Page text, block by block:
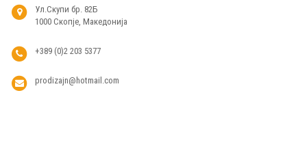
Ул.Скупи бр. 82Б
1000 Скопје, Македонија
+389 (0)2 203 5377
prodizajn@hotmail.com